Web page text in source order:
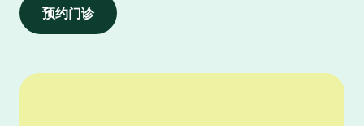
预约门诊